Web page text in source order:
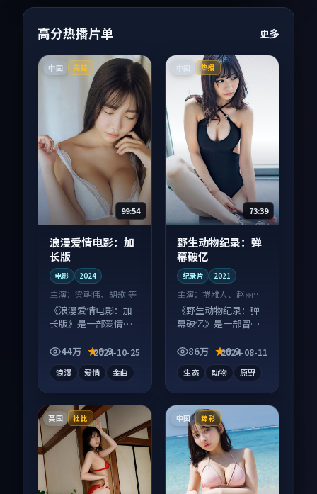
高分热播片单 更多
中国 完结
99:54
浪漫爱情电影：加
长版
电影 2024
主演： 梁朝伟、胡歌 等
《浪漫爱情电影：加
长版》是一部爱情向
度高，适合配弹幕观
44万 9.9
2024-10-25
浪漫 爱情 金曲
中国 热播
73:39
野生动物纪录：弹
幕破亿
纪录片 2021
主演：堺雅人、赵丽颖
等
《野生动物纪录：弹
幕破亿》是一部冒险
彩蛋别错过，字幕区
86万 9.9
2024-08-11
生态 动物 原野
英国 杜比 中国 臻彩